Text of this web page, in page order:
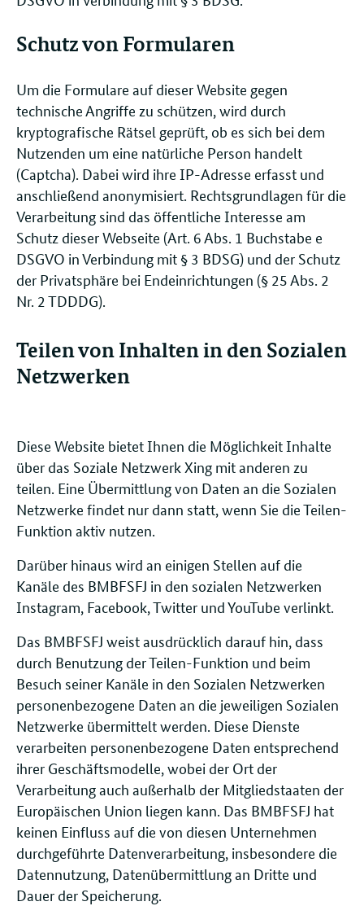
Schutz von Formularen
Um die Formulare auf dieser Website gegen
technische Angriffe zu schützen, wird durch
kryptografische Rätsel geprüft, ob es sich bei dem
Nutzenden um eine natürliche Person handelt
(Captcha). Dabei wird ihre IP-Adresse erfasst und
anschließend anonymisiert. Rechtsgrundlagen für die
Verarbeitung sind das öffentliche Interesse am
Schutz dieser Webseite (Art. 6 Abs. 1 Buchstabe e
DSGVO in Verbindung mit § 3 BDSG) und der Schutz
der Privatsphäre bei Endeinrichtungen (§ 25 Abs. 2
Nr. 2 TDDDG).
Teilen von Inhalten in den Sozialen
Netzwerken
Diese Website bietet Ihnen die Möglichkeit Inhalte
über das Soziale Netzwerk Xing mit anderen zu
teilen. Eine Übermittlung von Daten an die Sozialen
Netzwerke findet nur dann statt, wenn Sie die Teilen-
Funktion aktiv nutzen.
Darüber hinaus wird an einigen Stellen auf die
Kanäle des BMBFSFJ in den sozialen Netzwerken
Instagram, Facebook, Twitter und YouTube verlinkt.
Das BMBFSFJ weist ausdrücklich darauf hin, dass
durch Benutzung der Teilen-Funktion und beim
Besuch seiner Kanäle in den Sozialen Netzwerken
personenbezogene Daten an die jeweiligen Sozialen
Netzwerke übermittelt werden. Diese Dienste
verarbeiten personenbezogene Daten entsprechend
ihrer Geschäftsmodelle, wobei der Ort der
Verarbeitung auch außerhalb der Mitgliedstaaten der
Europäischen Union liegen kann. Das BMBFSFJ hat
keinen Einfluss auf die von diesen Unternehmen
durchgeführte Datenverarbeitung, insbesondere die
Datennutzung, Datenübermittlung an Dritte und
Dauer der Speicherung.